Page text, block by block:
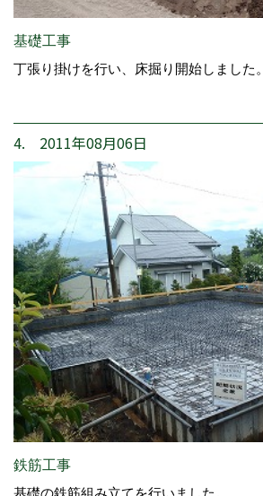
基礎工事
丁張り掛けを行い、床掘り開始しました。
4. 2011年08月06日
鉄筋工事
基礎の鉄筋組み立てを行いました。